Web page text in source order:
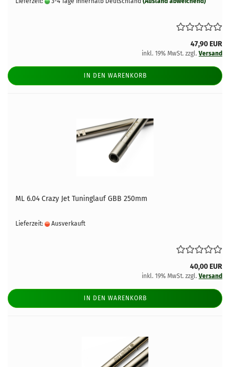
47,90 EUR
inkl. 19% MwSt. zzgl. Versand
IN DEN WARENKORB
ML 6.04 Crazy Jet Tuninglauf GBB 250mm
Lieferzeit: Ausverkauft
40,00 EUR
inkl. 19% MwSt. zzgl. Versand
IN DEN WARENKORB